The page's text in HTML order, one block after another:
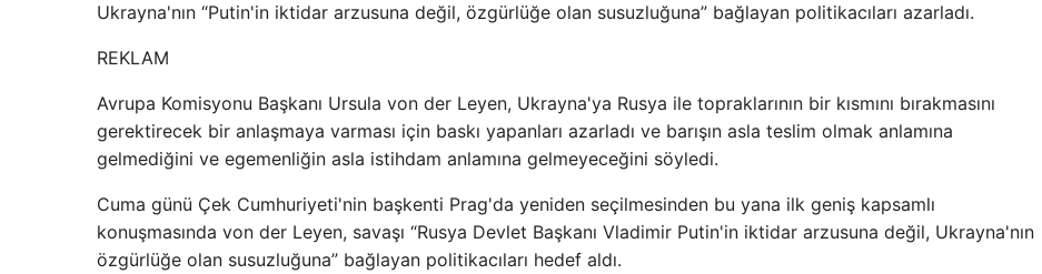
Ukrayna'nın “Putin'in iktidar arzusuna değil, özgürlüğe olan susuzluğuna” bağlayan politikacıları azarladı.
REKLAM
Avrupa Komisyonu Başkanı Ursula von der Leyen, Ukrayna'ya Rusya ile topraklarının bir kısmını bırakmasını
gerektirecek bir anlaşmaya varması için baskı yapanları azarladı ve barışın asla teslim olmak anlamına
gelmediğini ve egemenliğin asla istihdam anlamına gelmeyeceğini söyledi.
Cuma günü Çek Cumhuriyeti'nin başkenti Prag'da yeniden seçilmesinden bu yana ilk geniş kapsamlı
konuşmasında von der Leyen, savaşı “Rusya Devlet Başkanı Vladimir Putin'in iktidar arzusuna değil, Ukrayna'nın
özgürlüğe olan susuzluğuna” bağlayan politikacıları hedef aldı.